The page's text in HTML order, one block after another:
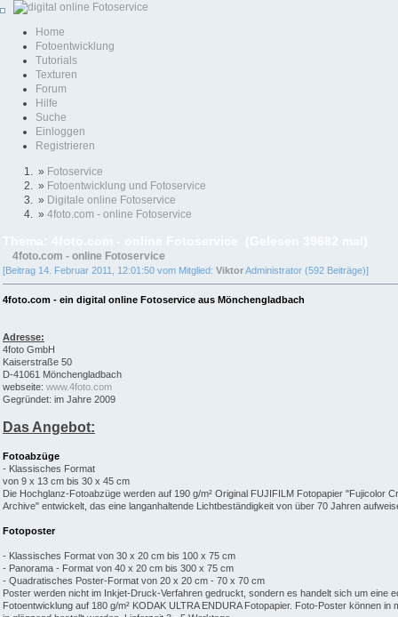
Home
Fotoentwicklung
Tutorials
Texturen
Forum
Hilfe
Suche
Einloggen
Registrieren
» Fotoservice
» Fotoentwicklung und Fotoservice
» Digitale online Fotoservice
» 4foto.com - online Fotoservice
4foto.com - online Fotoservice
[Beitrag 14. Februar 2011, 12:01:50 vom Mitglied: ViktorAdministrator (592 Beiträge)]
4foto.com - ein digital online Fotoservice aus Mönchengladbach
Adresse:
4foto GmbH
Kaiserstraße 50
D-41061 Mönchengladbach
webseite: www.4foto.com
Gegründet: im Jahre 2009
Das Angebot:
Fotoabzüge
- Klassisches Format
von 9 x 13 cm bis 30 x 45 cm
Die Hochglanz-Fotoabzüge werden auf 190 g/m² Original FUJIFILM Fotopapier "Fujicolor
Archive" entwickelt, das eine langanhaltende Lichtbeständigkeit von über 70 Jahren
Fotoposter
- Klassisches Format von 30 x 20 cm bis 100 x 75 cm
- Panorama - Format von 40 x 20 cm bis 300 x 75 cm
- Quadratisches Poster-Format von 20 x 20 cm - 70 x 70 cm
Poster werden nicht im Inkjet-Druck-Verfahren gedruckt, sondern es handelt sich um eine
Fotoentwicklung auf 180 g/m² KODAK ULTRA ENDURA Fotopapier. Foto-Poster können in